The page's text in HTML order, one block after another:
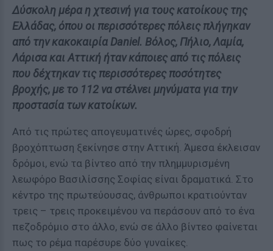
Δύσκολη μέρα η χτεσινή για τους κατοίκους της
Ελλάδας, όπου οι περισσότερες πόλεις πλήγηκαν
από την κακοκαιρία Daniel. Βόλος, Πήλιο, Λαμία,
Λάρισα και Αττική ήταν κάποιες από τις πόλεις
που δέχτηκαν τις περισσότερες ποσότητες
βροχής, με το 112 να στέλνει μηνύματα για την
προστασία των κατοίκων.
Από τις πρώτες απογευματινές ώρες, σφοδρή
βροχόπτωση ξεκίνησε στην Αττική. Άμεσα έκλεισαν
δρόμοι, ενώ τα βίντεο από την πλημμυρισμένη
λεωφόρο Βασιλίσσης Σοφίας είναι δραματικά. Στο
κέντρο της πρωτεύουσας, άνθρωποι κρατιούνταν
τρεις – τρεις προκειμένου να περάσουν από το ένα
πεζοδρόμιο στο άλλο, ενώ σε άλλο βίντεο φαίνεται
πως το ρέμα παρέσυρε δύο γυναίκες.